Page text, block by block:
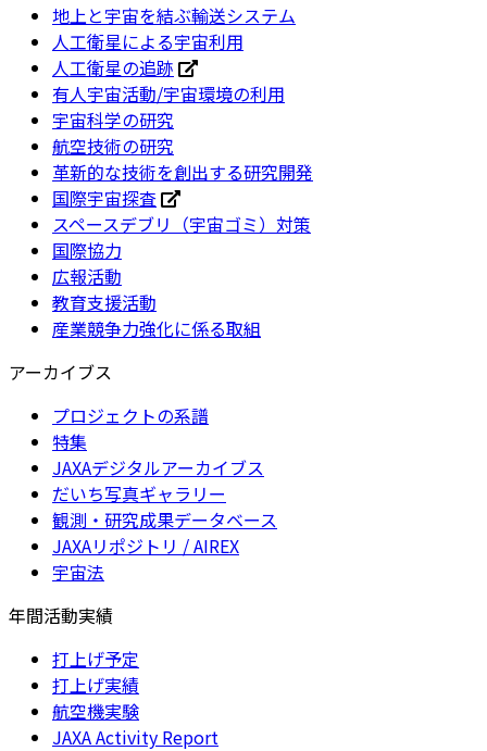
地上と宇宙を結ぶ輸送システム
人工衛星による宇宙利用
人工衛星の追跡
有人宇宙活動/宇宙環境の利用
宇宙科学の研究
航空技術の研究
革新的な技術を創出する研究開発
国際宇宙探査
スペースデブリ（宇宙ゴミ）対策
国際協力
広報活動
教育支援活動
産業競争力強化に係る取組
アーカイブス
プロジェクトの系譜
特集
JAXAデジタルアーカイブス
だいち写真ギャラリー
観測・研究成果データベース
JAXAリポジトリ / AIREX
宇宙法
年間活動実績
打上げ予定
打上げ実績
航空機実験
JAXA Activity Report